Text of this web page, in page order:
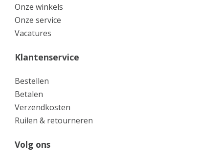
Onze winkels
Onze service
Vacatures
Klantenservice
Bestellen
Betalen
Verzendkosten
Ruilen & retourneren
Volg ons